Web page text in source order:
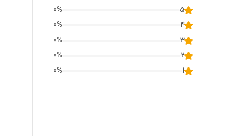
5
0%
4
0%
3
0%
2
0%
1
0%